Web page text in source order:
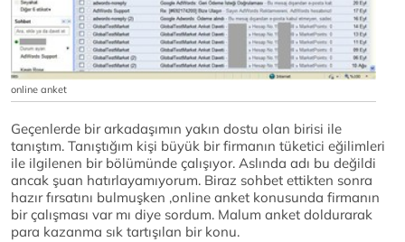
online anket
Geçenlerde bir arkadaşımın yakın dostu olan birisi ile
tanıştım. Tanıştığım kişi büyük bir firmanın tüketici eğilimleri
ile ilgilenen bir bölümünde çalışıyor. Aslında adı bu değildi
ancak şuan hatırlayamıyorum. Biraz sohbet ettikten sonra
hazır fırsatını bulmuşken ,online anket konusunda firmanın
bir çalışması var mı diye sordum. Malum anket doldurarak
para kazanma sık tartışılan bir konu.